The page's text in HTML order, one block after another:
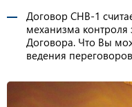
Договор СНВ-1
механизма
Договора. Что Вы
ведения